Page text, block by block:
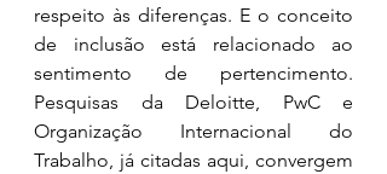
respeito às diferenças. E o conceito
de inclusão está relacionado ao
sentimento de pertencimento.
Pesquisas da Deloitte, PwC e
Organização Internacional do
Trabalho, já citadas aqui, convergem